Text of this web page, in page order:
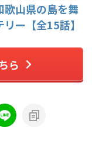
歌山県の島を舞
ー【全15話】
ら